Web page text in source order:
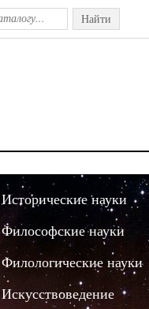
Найти
Исторические науки
Философские науки
Филологические науки
Искусствоведение